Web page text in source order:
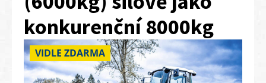
VIDLE ZDARMA
konkurenční 8000kg